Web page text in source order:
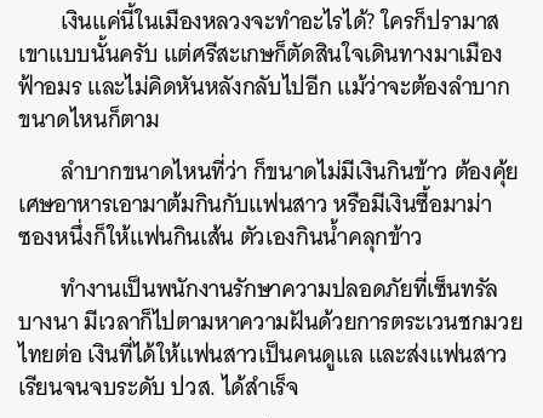
เงินแค่นี้ในเมืองหลวงจะทำอะไรได้? ใครก็ปรามาส
เขาแบบนั้นครับ แต่ศรีสะเกษก็ตัดสินใจเดินทางมาเมือง
ฟ้าอมร และไม่คิดหันหลังกลับไปอีก แม้ว่าจะต้องลำบาก
ขนาดไหนก็ตาม
ลำบากขนาดไหนที่ว่า ก็ขนาดไม่มีเงินกินข้าว ต้องคุ้ย
เศษอาหารเอามาต้มกินกับแฟนสาว หรือมีเงินซื้อมาม่า
ซองหนึ่งก็ให้แฟนกินเส้น ตัวเองกินน้ำคลุกข้าว
ทำงานเป็นพนักงานรักษาความปลอดภัยที่เซ็นทรัล
บางนา มีเวลาก็ไปตามหาความฝันด้วยการตระเวนชกมวย
ไทยต่อ เงินที่ได้ให้แฟนสาวเป็นคนดูแล และส่งแฟนสาว
เรียนจนจบระดับ ปวส. ได้สำเร็จ